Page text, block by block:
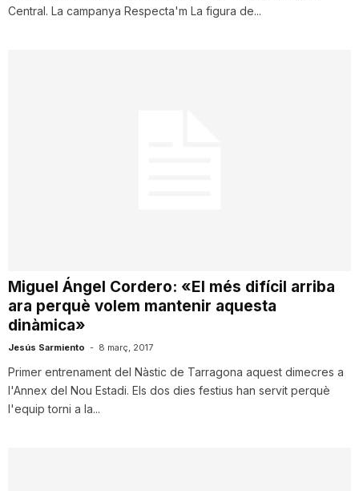
Central. La campanya Respecta'm La figura de...
Miguel Ángel Cordero: «El més difícil arriba
ara perquè volem mantenir aquesta
dinàmica»
Jesús Sarmiento - 8 març, 2017
Primer entrenament del Nàstic de Tarragona aquest dimecres a
l'Annex del Nou Estadi. Els dos dies festius han servit perquè
l'equip torni a la...